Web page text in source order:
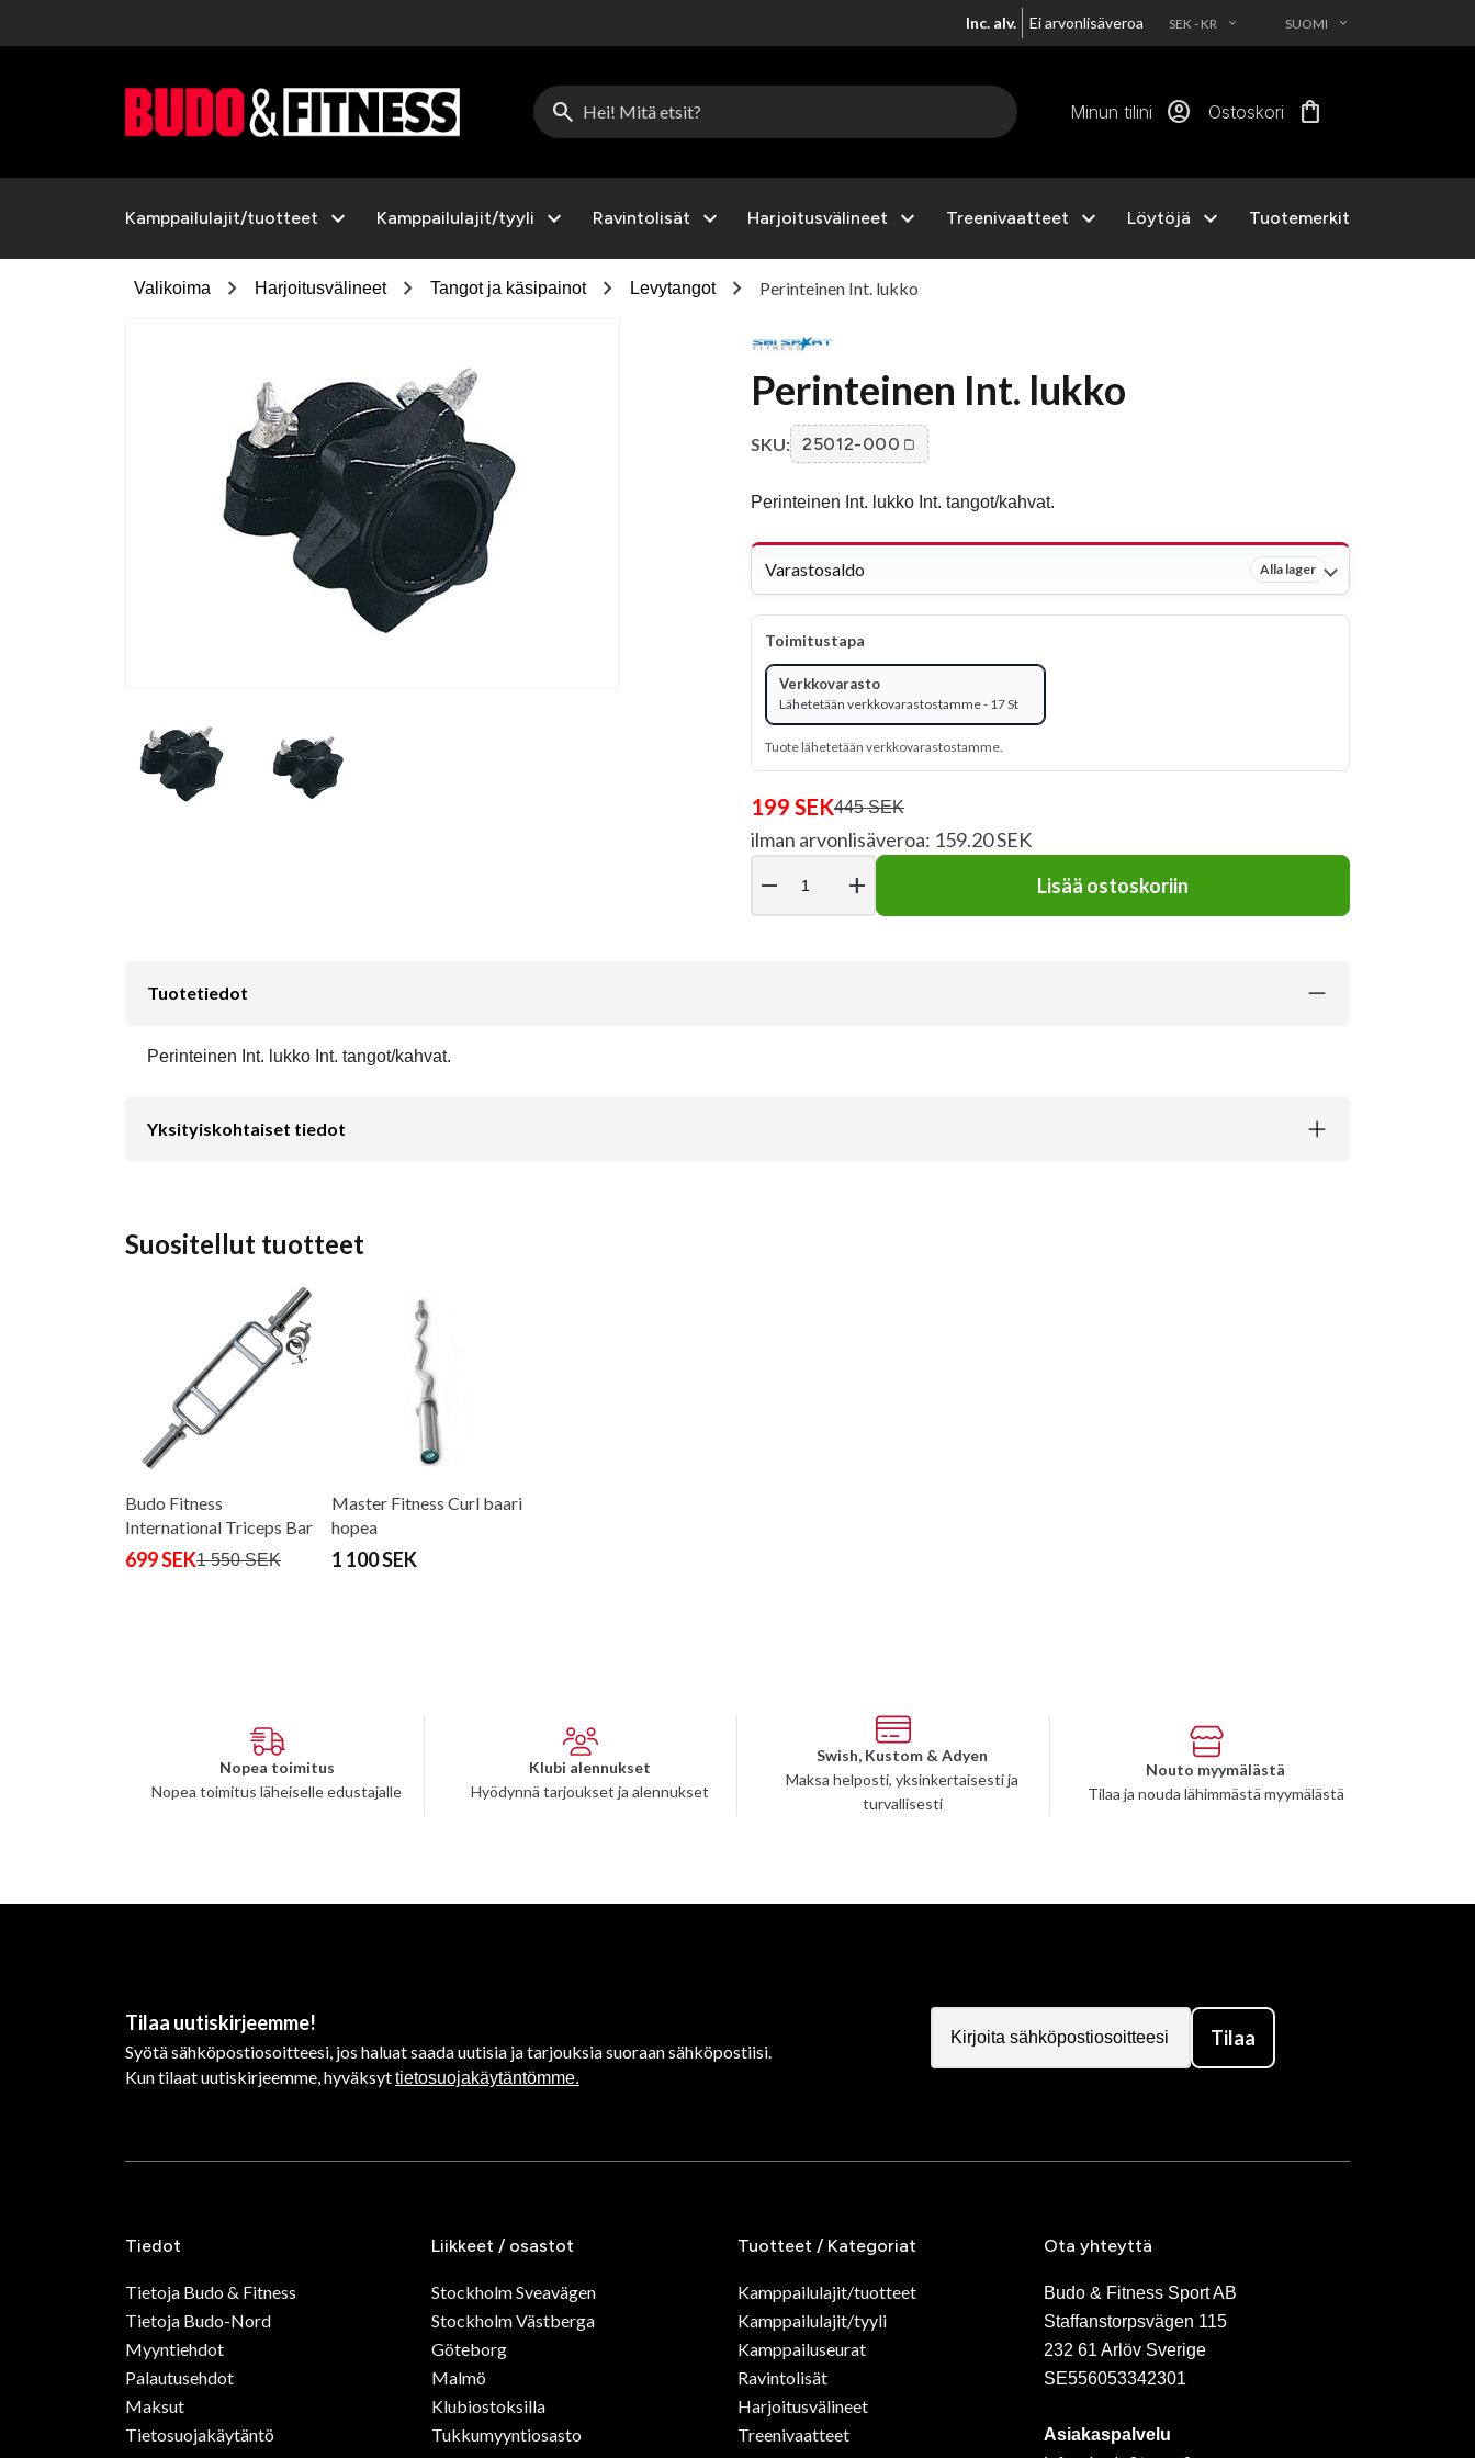
Inc. alv. Ei arvonlisäveroa SEK - KR EXPAND_MORE SUOMI EXPAND_MORE
search Minun tilini account_circle Ostoskori shopping_bag
Kamppailulajit/tuotteet expand_more Kamppailulajit/tyyli expand_more Ravintolisät expand_more Harjoitusvälineet expand_more Treenivaatteet expand_more Löytöjä expand_more Tuotemerkit
Valikoima chevron_right Harjoitusvälineet chevron_right Tangot ja käsipainot chevron_right Levytangot chevron_right Perinteinen Int. lukko
Perinteinen Int. lukko
SKU: 25012-000
Perinteinen Int. lukko Int. tangot/kahvat.
Varastosaldo Alla lager
Toimitustapa
Verkkovarasto
Lähetetään verkkovarastostamme - 17 St
Tuote lähetetään verkkovarastostamme.
199 SEK445 SEK
ilman arvonlisäveroa: 159.20 SEK
remove add Lisää ostoskoriin
Tuotetiedot
Perinteinen Int. lukko Int. tangot/kahvat.
Yksityiskohtaiset tiedot
Suositellut tuotteet
Budo Fitness
International Triceps Bar
699 SEK1 550 SEK
Master Fitness Curl baari
hopea
1 100 SEK
Nopea toimitus
Nopea toimitus läheiselle edustajalle
Klubi alennukset
Hyödynnä tarjoukset ja alennukset
Swish, Kustom & Adyen
Maksa helposti, yksinkertaisesti ja
turvallisesti
Nouto myymälästä
Tilaa ja nouda lähimmästä myymälästä
Tilaa uutiskirjeemme!
Syötä sähköpostiosoitteesi, jos haluat saada uutisia ja tarjouksia suoraan sähköpostiisi.
Kun tilaat uutiskirjeemme, hyväksyttietosuojakäytäntömme.
Tilaa
Tiedot
Tietoja Budo & Fitness
Tietoja Budo-Nord
Myyntiehdot
Palautusehdot
Maksut
Tietosuojakäytäntö
Liikkeet / osastot
Stockholm Sveavägen
Stockholm Västberga
Göteborg
Malmö
Klubiostoksilla
Tukkumyyntiosasto
Tuotteet / Kategoriat
Kamppailulajit/tuotteet
Kamppailulajit/tyyli
Kamppailuseurat
Ravintolisät
Harjoitusvälineet
Treenivaatteet
Ota yhteyttä
Budo & Fitness Sport AB
Staffanstorpsvägen 115
232 61 Arlöv Sverige
SE556053342301
Asiakaspalvelu